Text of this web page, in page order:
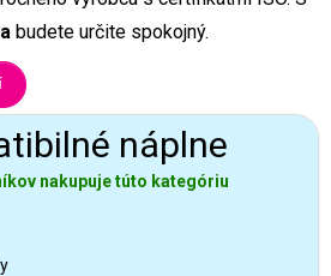
budete určite spokojný.
náplne
nakupuje túto kategóriu